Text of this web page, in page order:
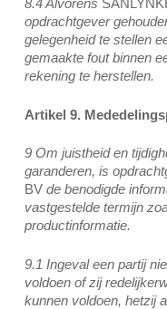
8.4 Alvorens
opdrachtgever
gelegenheid te stellen
gemaakte fout binnen
rekening te herstellen.
Artikel 9.
9 Om juistheid en
garanderen, is
BVde benodigde
vastgestelde termijn
productinformatie.
9.1 Ingeval een partij
voldoen of zij
kunnen voldoen, hetzij